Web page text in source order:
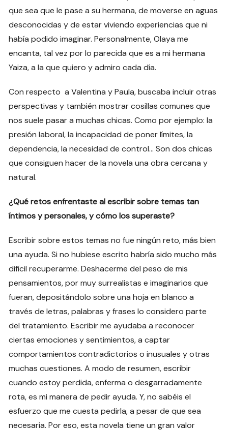
que sea que le pase a su hermana, de moverse en aguas
desconocidas y de estar viviendo experiencias que ni
había podido imaginar. Personalmente, Olaya me
encanta, tal vez por lo parecida que es a mi hermana
Yaiza, a la que quiero y admiro cada día.
Con respecto a Valentina y Paula, buscaba incluir otras
perspectivas y también mostrar cosillas comunes que
nos suele pasar a muchas chicas. Como por ejemplo: la
presión laboral, la incapacidad de poner límites, la
dependencia, la necesidad de control… Son dos chicas
que consiguen hacer de la novela una obra cercana y
natural.
¿Qué retos enfrentaste al escribir sobre temas tan
íntimos y personales, y cómo los superaste?
Escribir sobre estos temas no fue ningún reto, más bien
una ayuda. Si no hubiese escrito habría sido mucho más
difícil recuperarme. Deshacerme del peso de mis
pensamientos, por muy surrealistas e imaginarios que
fueran, depositándolo sobre una hoja en blanco a
través de letras, palabras y frases lo considero parte
del tratamiento. Escribir me ayudaba a reconocer
ciertas emociones y sentimientos, a captar
comportamientos contradictorios o inusuales y otras
muchas cuestiones. A modo de resumen, escribir
cuando estoy perdida, enferma o desgarradamente
rota, es mi manera de pedir ayuda. Y, no sabéis el
esfuerzo que me cuesta pedirla, a pesar de que sea
necesaria. Por eso, esta novela tiene un gran valor